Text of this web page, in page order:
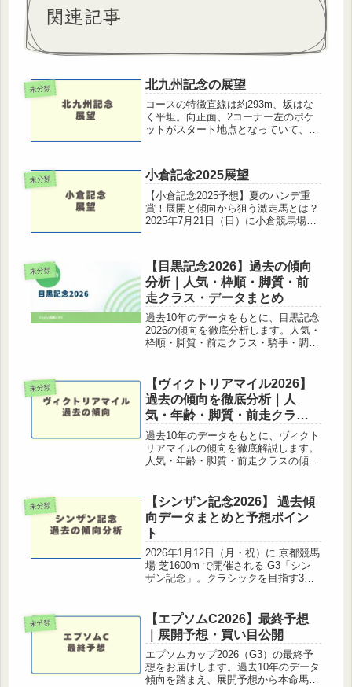
関連記事
未分類 北九州記念の展望
コースの特徴直線は約293m、坂はな
く平坦。向正面、2コーナー左のポケ
ットがスタート地点となっていて、3
なっており、スタート直後から下り
坂。コーナーはスパイラルカーブの
緩...
未分類 小倉記念2025展望
【小倉記念2025予想】夏のハンデ重
賞！展開と傾向から狙う激走馬とは？
2025年7月21日（日）に小倉競馬場で
統のハンデ重賞で、波乱傾向が強い一
戦として知られています。こ...
未分類
【目黒記念2026】過去の傾向
分析｜人気・枠順・脚質・前
走クラス・データまとめ
過去10年のデータをもとに、目黒記念
2026の傾向を徹底分析します。人気・
枠順・脚質・前走クラス・騎手・調教
予想にぜひ活用してください。1. 基本
情報項目内容レース名目...
未分類
【ヴィクトリアマイル2026】
過去の傾向を徹底分析｜人
気・年齢・脚質・前走クラス
別データ
過去10年のデータをもとに、ヴィクト
リアマイルの傾向を徹底解説します。
人気・年齢・脚質・前走クラスの傾向
の低迷・中団差しの圧倒的優位など、
他のGⅠとは異なる個性的な傾向...
未分類
【シンザン記念2026】 過去傾
向データまとめと予想ポイン
ト
2026年1月12日（月・祝）に 京都競馬
場 芝1600m で開催される G3「シン
ザン記念」。クラシックを目指す3歳
す。本記事では 過去10年のデータで
人気傾向・脚質傾向...
未分類
【エプソムC2026】最終予想
｜展開予想・買い目公開
エプソムカップ2026（G3）の最終予
想をお届けします。過去10年のデータ
傾向を踏まえ、展開予想から本命馬・